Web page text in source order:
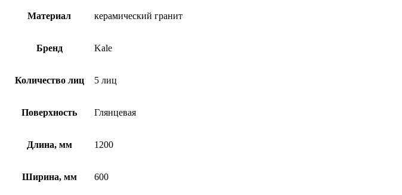
Материал керамический гранит
Бренд Kale
Количество лиц 5 лиц
Поверхность Глянцевая
Длина, мм 1200
Ширина, мм 600